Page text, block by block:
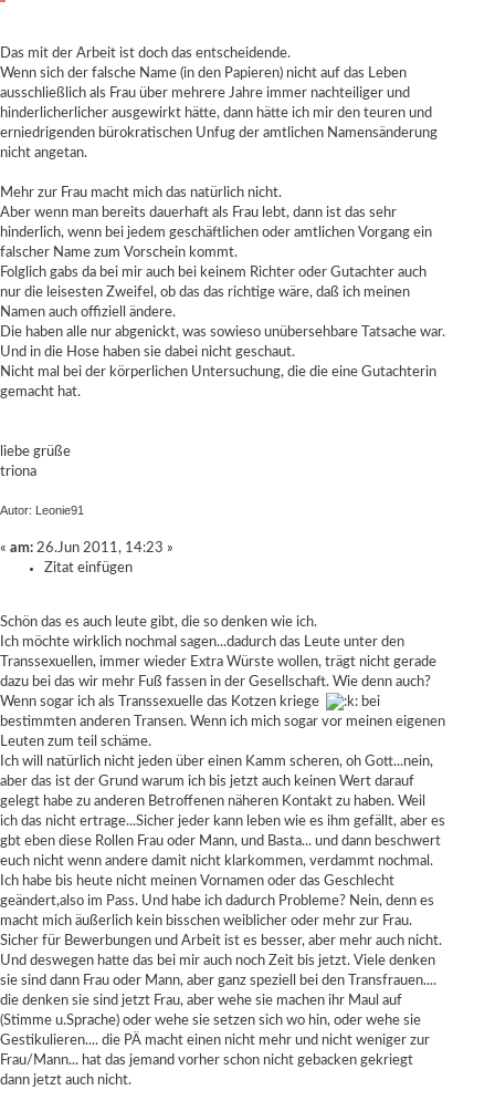
Das mit der Arbeit ist doch das entscheidende.
Wenn sich der falsche Name (in den Papieren) nicht auf das Leben
ausschließlich als Frau über mehrere Jahre immer nachteiliger und
hinderlicherlicher ausgewirkt hätte, dann hätte ich mir den teuren und
erniedrigenden bürokratischen Unfug der amtlichen Namensänderung
nicht angetan.
Mehr zur Frau macht mich das natürlich nicht.
Aber wenn man bereits dauerhaft als Frau lebt, dann ist das sehr
hinderlich, wenn bei jedem geschäftlichen oder amtlichen Vorgang ein
falscher Name zum Vorschein kommt.
Folglich gabs da bei mir auch bei keinem Richter oder Gutachter auch
nur die leisesten Zweifel, ob das das richtige wäre, daß ich meinen
Namen auch offiziell ändere.
Die haben alle nur abgenickt, was sowieso unübersehbare Tatsache war.
Und in die Hose haben sie dabei nicht geschaut.
Nicht mal bei der körperlichen Untersuchung, die die eine Gutachterin
gemacht hat.
liebe grüße
triona
Autor: Leonie91
« am: 26.Jun 2011, 14:23 »
Zitat einfügen
Schön das es auch leute gibt, die so denken wie ich.
Ich möchte wirklich nochmal sagen...dadurch das Leute unter den
Transsexuellen, immer wieder Extra Würste wollen, trägt nicht gerade
dazu bei das wir mehr Fuß fassen in der Gesellschaft. Wie denn auch?
Wenn sogar ich als Transsexuelle das Kotzen kriege
bei
bestimmten anderen Transen. Wenn ich mich sogar vor meinen eigenen
Leuten zum teil schäme.
Ich will natürlich nicht jeden über einen Kamm scheren, oh Gott...nein,
aber das ist der Grund warum ich bis jetzt auch keinen Wert darauf
gelegt habe zu anderen Betroffenen näheren Kontakt zu haben. Weil
ich das nicht ertrage...Sicher jeder kann leben wie es ihm gefällt, aber es
gbt eben diese Rollen Frau oder Mann, und Basta... und dann beschwert
euch nicht wenn andere damit nicht klarkommen, verdammt nochmal.
Ich habe bis heute nicht meinen Vornamen oder das Geschlecht
geändert,also im Pass. Und habe ich dadurch Probleme? Nein, denn es
macht mich äußerlich kein bisschen weiblicher oder mehr zur Frau.
Sicher für Bewerbungen und Arbeit ist es besser, aber mehr auch nicht.
Und deswegen hatte das bei mir auch noch Zeit bis jetzt. Viele denken
sie sind dann Frau oder Mann, aber ganz speziell bei den Transfrauen....
die denken sie sind jetzt Frau, aber wehe sie machen ihr Maul auf
(Stimme u.Sprache) oder wehe sie setzen sich wo hin, oder wehe sie
Gestikulieren.... die PÄ macht einen nicht mehr und nicht weniger zur
Frau/Mann... hat das jemand vorher schon nicht gebacken gekriegt
dann jetzt auch nicht.